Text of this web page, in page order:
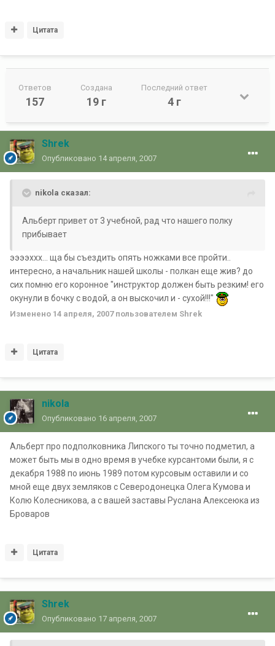
Цитата
Ответов
157
Создана
19 г
Последний ответ
4 г
Shrek
Опубликовано 14 апреля, 2007
nikola сказал:
Альберт привет от 3 учебной, рад что нашего полку
прибывает
ээээххх... ща бы съездить опять ножками все пройти..
интересно, а начальник нашей школы - полкан еще жив? до
сих помню его коронное "инструктор должен быть резким! его
окунули в бочку с водой, а он выскочил и - сухой!!!"
Изменено 14 апреля, 2007пользователем Shrek
Цитата
nikola
Опубликовано 16 апреля, 2007
Альберт про подполковника Липского ты точно подметил, а
может быть мы в одно время в учебке курсантоми были, я с
декабря 1988 по июнь 1989 потом курсовым оставили и со
мной еще двух земляков с Северодонецка Олега Кумова и
Колю Колесникова, а с вашей заставы Руслана Алексеюка из
Броваров
Цитата
Shrek
Опубликовано 17 апреля, 2007